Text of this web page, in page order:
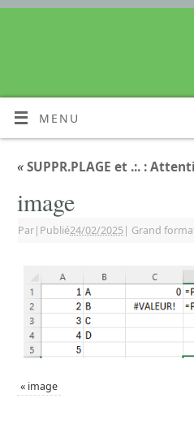
MENU
«SUPPR.PLAGE et .:. :
image
Par| Publié24/02/2025| Grand
« image